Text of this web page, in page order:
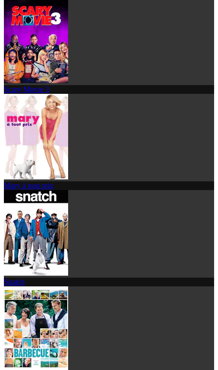
Scary Movie 3
Mary à tout prix
Snatch